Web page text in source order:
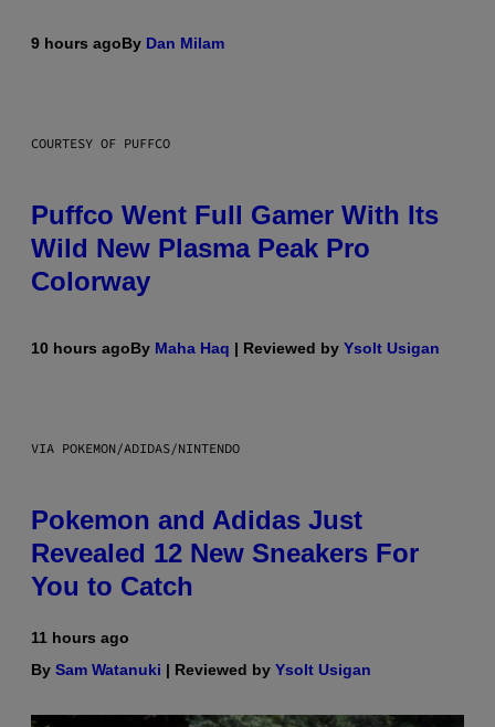
9 hours agoBy Dan Milam
COURTESY OF PUFFCO
Puffco Went Full Gamer With Its
Wild New Plasma Peak Pro
Colorway
10 hours agoBy Maha Haq | Reviewed by Ysolt Usigan
VIA POKEMON/ADIDAS/NINTENDO
Pokemon and Adidas Just
Revealed 12 New Sneakers For
You to Catch
11 hours ago
By Sam Watanuki | Reviewed by Ysolt Usigan